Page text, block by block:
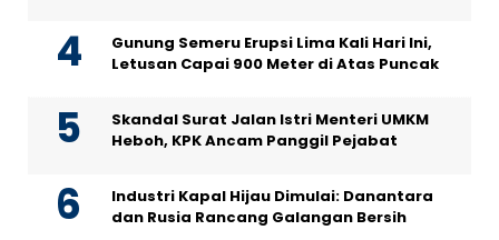
Gunung Semeru Erupsi Lima Kali Hari Ini,
Letusan Capai 900 Meter di Atas Puncak
Skandal Surat Jalan Istri Menteri UMKM
Heboh, KPK Ancam Panggil Pejabat
Industri Kapal Hijau Dimulai: Danantara
dan Rusia Rancang Galangan Bersih